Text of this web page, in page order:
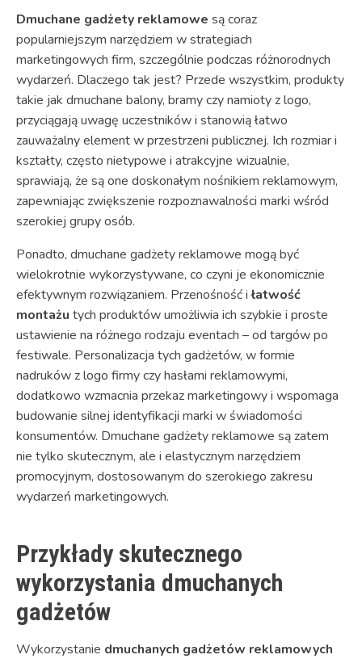
Dmuchane gadżety reklamowe są coraz
popularniejszym narzędziem w strategiach
marketingowych firm, szczególnie podczas różnorodnych
wydarzeń. Dlaczego tak jest? Przede wszystkim, produkty
takie jak dmuchane balony, bramy czy namioty z logo,
przyciągają uwagę uczestników i stanowią łatwo
zauważalny element w przestrzeni publicznej. Ich rozmiar i
kształty, często nietypowe i atrakcyjne wizualnie,
sprawiają, że są one doskonałym nośnikiem reklamowym,
zapewniając zwiększenie rozpoznawalności marki wśród
szerokiej grupy osób.
Ponadto, dmuchane gadżety reklamowe mogą być
wielokrotnie wykorzystywane, co czyni je ekonomicznie
efektywnym rozwiązaniem. Przenośność iłatwość
montażu tych produktów umożliwia ich szybkie i proste
ustawienie na różnego rodzaju eventach – od targów po
festiwale. Personalizacja tych gadżetów, w formie
nadruków z logo firmy czy hasłami reklamowymi,
dodatkowo wzmacnia przekaz marketingowy i wspomaga
budowanie silnej identyfikacji marki w świadomości
konsumentów. Dmuchane gadżety reklamowe są zatem
nie tylko skutecznym, ale i elastycznym narzędziem
promocyjnym, dostosowanym do szerokiego zakresu
wydarzeń marketingowych.
Przykłady skutecznego
wykorzystania dmuchanych
gadżetów
Wykorzystanie dmuchanych gadżetów reklamowych